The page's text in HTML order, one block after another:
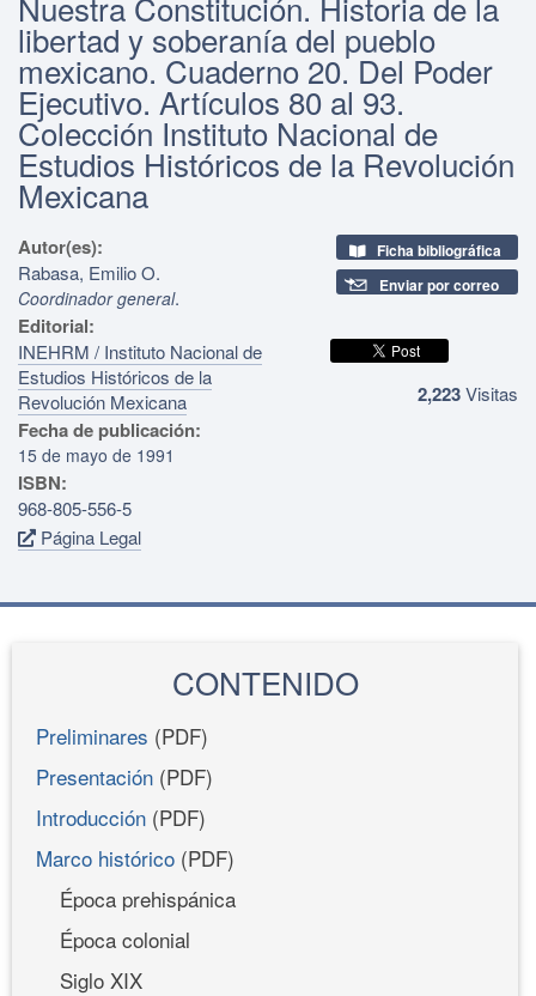
libertad y soberanía del pueblo
mexicano. Cuaderno 20. Del Poder
Ejecutivo. Artículos 80 al 93.
Colección Instituto Nacional de
Estudios Históricos de la Revolución
Mexicana
Autor(es):
Rabasa, Emilio O.
Coordinador general.
Editorial:
INEHRM / Instituto Nacional de
Estudios Históricos de la
Revolución Mexicana
Fecha de publicación:
15 de mayo de 1991
ISBN:
968-805-556-5
Página Legal
Ficha bibliográfica
Enviar por correo
2,223Visitas
CONTENIDO
Preliminares (PDF)
Presentación (PDF)
Introducción (PDF)
Marco histórico (PDF)
Época prehispánica
Época colonial
Siglo XIX